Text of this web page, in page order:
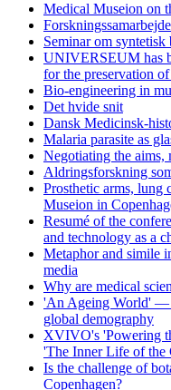
Medical Museion on
Seminar om syntetisk
UNIVERSEUM has
for the preservation
Bio-engineering in
Det hvide snit
Dansk Medicinsk-
Malaria parasite as
Negotiating the aims,
Aldringsforskning
Prosthetic arms, lung
Museion in
Resumé of the
and technology as a
Metaphor and simile
media
Why are medical
'An Ageing World' —
global demography
XVIVO's 'Powering
'The Inner Life of the
Is the challenge of
Copenhagen?